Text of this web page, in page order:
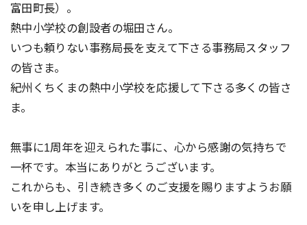
富田町長）。
熱中小学校の創設者の堀田さん。
いつも頼りない事務局長を支えて下さる事務局スタッフ
の皆さま。
紀州くちくまの熱中小学校を応援して下さる多くの皆さ
ま。
無事に1周年を迎えられた事に、心から感謝の気持ちで
一杯です。本当にありがとうございます。
これからも、引き続き多くのご支援を賜りますようお願
いを申し上げます。